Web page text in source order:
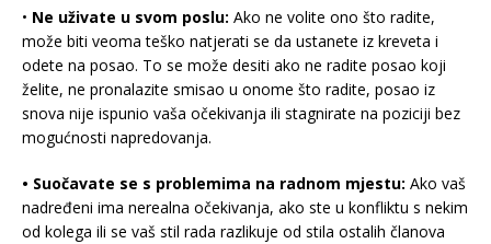
• Ne uživate u svom poslu: Ako ne volite ono što radite,
može biti veoma teško natjerati se da ustanete iz kreveta i
odete na posao. To se može desiti ako ne radite posao koji
želite, ne pronalazite smisao u onome što radite, posao iz
snova nije ispunio vaša očekivanja ili stagnirate na poziciji bez
mogućnosti napredovanja.
• Suočavate se s problemima na radnom mjestu: Ako vaš
nadređeni ima nerealna očekivanja, ako ste u konfliktu s nekim
od kolega ili se vaš stil rada razlikuje od stila ostalih članova